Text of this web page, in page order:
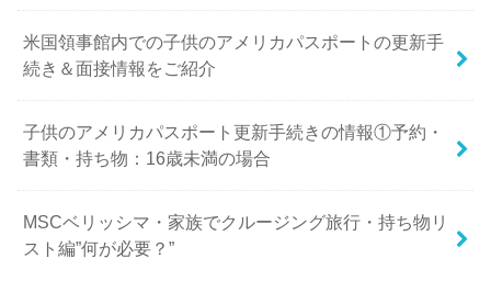
米国領事館内での子供のアメリカパスポートの更新手
続き＆面接情報をご紹介
子供のアメリカパスポート更新手続きの情報①予約・
書類・持ち物：16歳未満の場合
MSCベリッシマ・家族でクルージング旅行・持ち物リ
スト編”何が必要？”